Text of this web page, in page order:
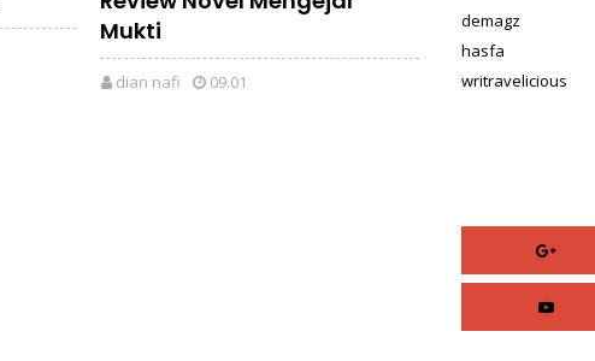
Mukti
dian nafi 09.01
demagz
hasfa
writravelicious